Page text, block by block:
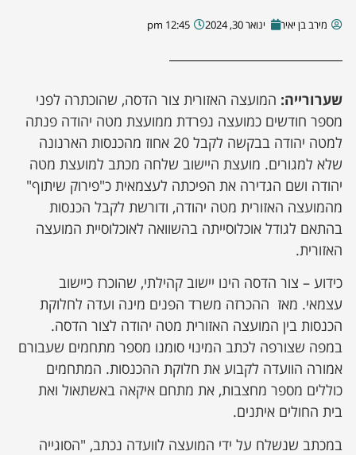
מירב בן יאיר ינואר 30, 2024 12:45 pm
שערורייה: המועצה האזורית צור הדסה, שהוכתרה לפני
מספר חודשים כמועצה נפרדת ממועצת מטה יהודה פנתה
למטה יהודה בבקשה לקבל 20 אחוז מהכנסות הארנונה
שלא למגורים. מועצת היישוב שלחה מכתב למועצת מטה
יהודה ושם הגדירה את הפיכתה לעצמאית כ"פירוק שיתוף"
מהמועצה האזורית מטה יהודה, ודורשת לקבל הכנסות
בהתאם לגודל אוכלוסייתה בהשוואה לאוכלוסיית המועצה
האזורית.
כידוע – צור הדסה הינו יישוב קהילתי, שהוכרז כיישוב
עצמאי. מאז ההכרזה משרד הפנים מינה ועדה לחלוקת
הכנסות בין המועצה האזורית מטה יהודה לצור הדסה.
במפה שצורפה לכתב המינוי סומנו מספר מתחמים שעבורם
אמורה הוועדה לקבוע את חלוקת ההכנסות. המתחמים
כוללים מספר מחצבות, את מתחם איקאה באשתאול ואת
בית החולים איתנים.
במכתב שנשלח על ידי המועצה לוועדה נכתב, "הסוגייה